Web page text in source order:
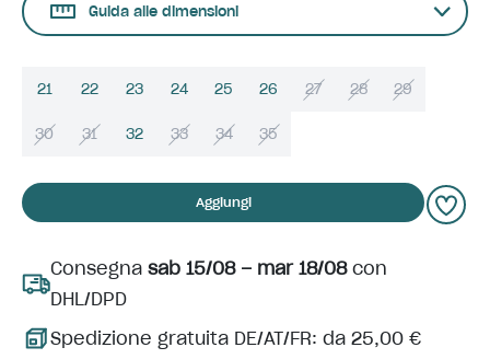
Guida alle dimensioni
21 22 23 24 25 26 27 28 29
30 31 32 33 34 35
Aggiungi
Consegna sab 15/08 – mar 18/08con
DHL/DPD
Spedizione gratuita DE/AT/FR: da 25,00 €